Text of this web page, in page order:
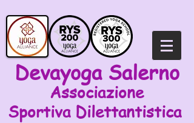
Devayoga Salerno
Associazione
Sportiva Dilettantistica